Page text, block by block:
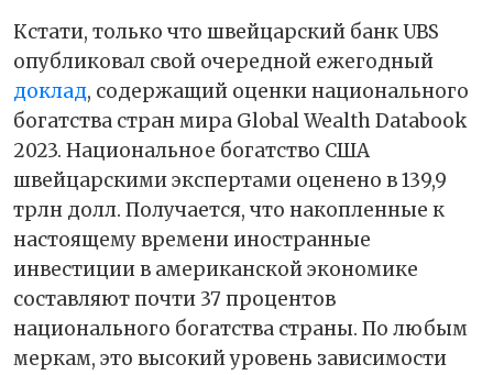
Кстати, только что швейцарский банк UBS
опубликовал свой очередной ежегодный
доклад, содержащий оценки национального
богатства стран мира Global Wealth Databook
2023. Национальное богатство США
швейцарскими экспертами оценено в 139,9
трлн долл. Получается, что накопленные к
настоящему времени иностранные
инвестиции в американской экономике
составляют почти 37 процентов
национального богатства страны. По любым
меркам, это высокий уровень зависимости